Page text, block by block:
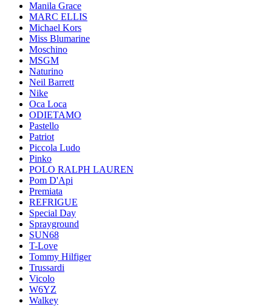
Manila Grace
MARC ELLIS
Michael Kors
Miss Blumarine
Moschino
MSGM
Naturino
Neil Barrett
Nike
Oca Loca
ODIETAMO
Pastello
Patriot
Piccola Ludo
Pinko
POLO RALPH LAUREN
Pom D'Api
Premiata
REFRIGUE
Special Day
Sprayground
SUN68
T-Love
Tommy Hilfiger
Trussardi
Vicolo
W6YZ
Walkey